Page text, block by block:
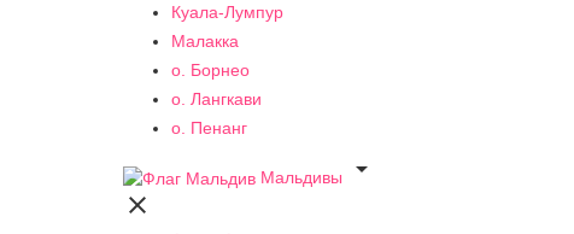
Куала-Лумпур
Малакка
о. Борнео
о. Лангкави
о. Пенанг
Мальдивы

